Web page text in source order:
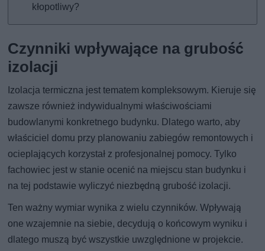
kłopotliwy?
Czynniki wpływające na grubość
izolacji
Izolacja termiczna jest tematem kompleksowym. Kieruje się
zawsze również indywidualnymi właściwościami
budowlanymi konkretnego budynku. Dlatego warto, aby
właściciel domu przy planowaniu zabiegów remontowych i
ocieplających korzystał z profesjonalnej pomocy. Tylko
fachowiec jest w stanie ocenić na miejscu stan budynku i
na tej podstawie wyliczyć niezbędną grubość izolacji.
Ten ważny wymiar wynika z wielu czynników. Wpływają
one wzajemnie na siebie, decydują o końcowym wyniku i
dlatego muszą być wszystkie uwzględnione w projekcie.